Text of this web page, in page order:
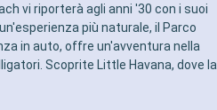
vi riporterà agli anni '30 con i suoi
più naturale, il Parco
in auto, offre un'avventura nella
Scoprite Little Havana, dove la